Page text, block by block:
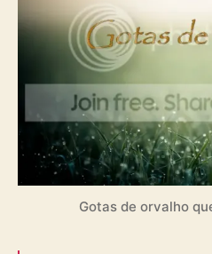
o
s
t
Gotas de orvalho